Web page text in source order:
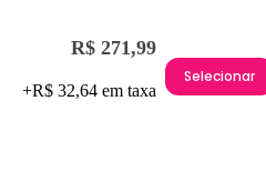
R$ 271,99
+R$ 32,64 em taxa
Selecionar